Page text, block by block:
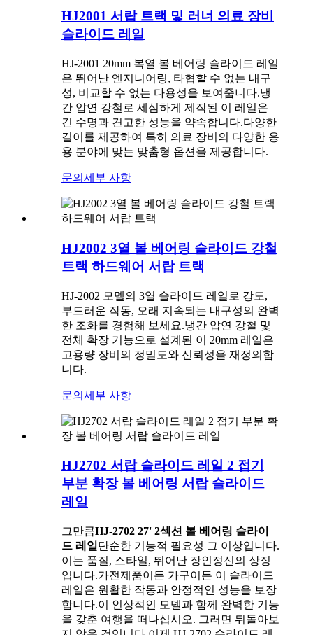
HJ2001 서랍 트랙 및 러너 의료 장비
슬라이드 레일
HJ-2001 20mm 복열 볼 베어링 슬라이드 레일
은 뛰어난 엔지니어링, 타협할 수 없는 내구
성, 비교할 수 없는 다용성을 보여줍니다.냉
간 압연 강철로 세심하게 제작된 이 레일은
긴 수명과 견고한 성능을 약속합니다.다양한
길이를 제공하여 특히 의료 장비의 다양한 응
용 분야에 맞는 맞춤형 옵션을 제공합니다.
문의 세부 사항
HJ2002 3열 볼 베어링 슬라이드 강철
트랙 하드웨어 서랍 트랙
HJ-2002 모델의 3열 슬라이드 레일로 강도,
부드러운 작동, 오래 지속되는 내구성의 완벽
한 조화를 경험해 보세요.냉간 압연 강철 및
전체 확장 기능으로 설계된 이 20mm 레일은
고용량 장비의 정밀도와 신뢰성을 재정의합
니다.
문의 세부 사항
HJ2702 서랍 슬라이드 레일 2 접기
부분 확장 볼 베어링 서랍 슬라이드
레일
그만큼HJ-2702 27' 2섹션 볼 베어링 슬라이
드 레일 단순한 기능적 필요성 그 이상입니다.
이는 품질, 스타일, 뛰어난 장인정신의 상징
입니다.가전제품이든 가구이든 이 슬라이드
레일은 원활한 작동과 안정적인 성능을 보장
합니다.이 인상적인 모델과 함께 완벽한 기능
을 갖춘 여행을 떠나십시오. 그러면 뒤돌아보